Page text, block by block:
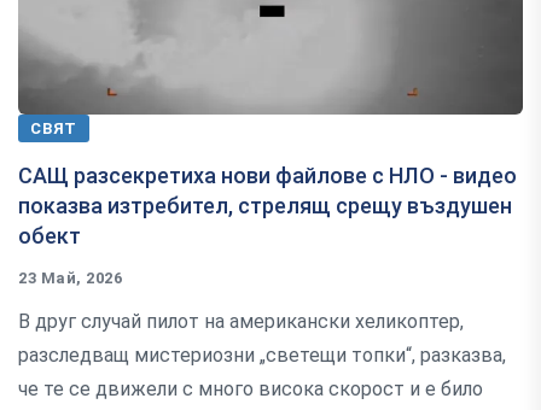
СВЯТ
САЩ разсекретиха нови файлове с НЛО - видео
показва изтребител, стрелящ срещу въздушен
обект
23 Май, 2026
В друг случай пилот на американски хеликоптер,
разследващ мистериозни „светещи топки“, разказва,
че те се движели с много висока скорост и е било